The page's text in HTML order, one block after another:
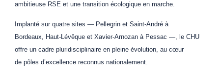
ambitieuse RSE et une transition écologique en marche.
Implanté sur quatre sites — Pellegrin et Saint-André à
Bordeaux, Haut-Lévêque et Xavier-Arnozan à Pessac —, le CHU
offre un cadre pluridisciplinaire en pleine évolution, au cœur
de pôles d’excellence reconnus nationalement.